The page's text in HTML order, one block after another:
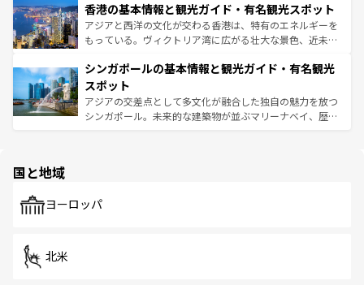
とつ。フォーやバインミー、ベトナムコーヒーなどは、ぜ
ひ現地で味わいたい。どの地域を訪れてもあたたかい人々
が旅行者を迎えてくれるので、きっと忘れられない旅にな
参照してほしい。
の活気が交差している。北部ではチェンマイなどの山岳地
帯で自然と触れ合い、南部ではプーケットやクラビの美し
いビーチでリゾート気分を楽しむことができる。タイ料理
激する。気候は一年中温暖で、どの季節にも異なる楽しみ
が待っている。親しみやすいタイの人々、仏教を中心とし
た文化、そして多様な観光資源が、訪れる旅人を魅了し続
ける。 なお、新着のタイ情報はコンテンツ一覧を参照して
香港の基本情報と観光ガイド・有名観光スポット
アジアと西洋の文化が交わる香港は、特有のエネルギーを
もっている。ヴィクトリア湾に広がる壮大な景色、近未来
み、どこを訪れても感動するはず。観光スポットが密集し
ており、効率よく見どころを回れるのも魅力。息をのむよ
うな絶景から文化的な体験まで、香港を存分に楽しみ尽く
そう。 なお、新着の香港情報はコンテンツ一覧を参照して
シンガポールの基本情報と観光ガイド・有名観光
スポット
アジアの交差点として多文化が融合した独自の魅力を放つ
シンガポール。未来的な建築物が並ぶマリーナベイ、歴史
で、ホーカーズは地元の風情を楽しめる外せないスポット
国と地域
ヨーロッパ
北米